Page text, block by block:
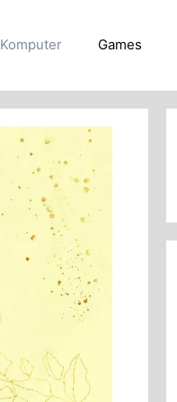
Komputer Games